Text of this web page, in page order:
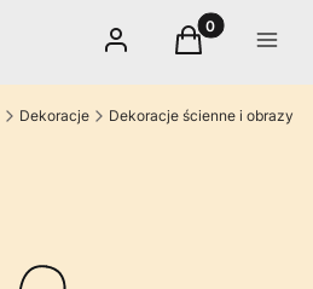
Zaloguj sięProdukty w
Koszyk Menu
Dekoracje Dekoracje ścienne i obrazy